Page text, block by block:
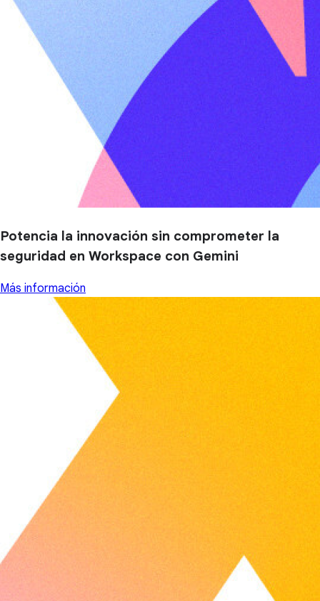
Potencia la innovación sin comprometer la
seguridad en Workspace con Gemini
Más información